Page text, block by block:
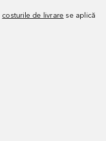
costurile de livrare se aplică